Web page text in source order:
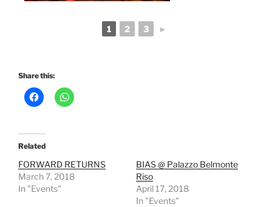
1 2 3 ►
Share this:
Related
FORWARD RETURNS
March 7, 2018
In "Events"
BIAS @ Palazzo Belmonte
Riso
April 17, 2018
In "Events"